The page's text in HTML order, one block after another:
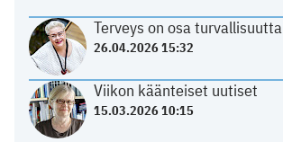
Terveys on osa turvallisuutta
26.04.2026 15:32
Viikon käänteiset uutiset
15.03.2026 10:15